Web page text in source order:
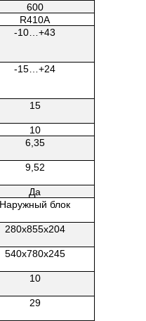
600
R410A
-10…+43
-15…+24
15
10
6,35
9,52
Да
Наружный блок
280х855х204
540х780х245
10
29